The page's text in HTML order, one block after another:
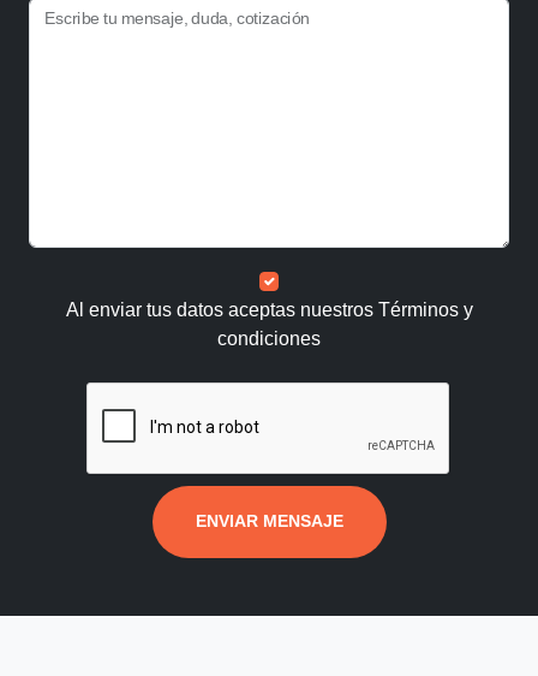
Escribe tu mensaje, duda, cotización
Al enviar tus datos aceptas nuestros Términos y
condiciones
ENVIAR MENSAJE